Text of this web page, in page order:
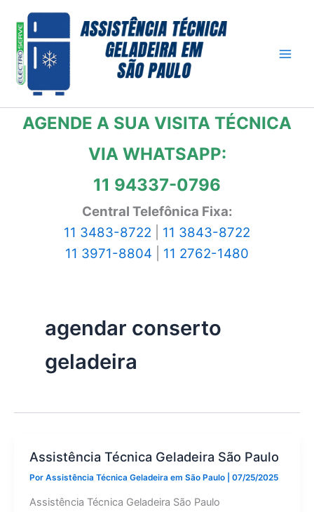
para
conteúdo
AGENDE A SUA VISITA TÉCNICA
VIA WHATSAPP:
11 94337-0796
Central Telefônica Fixa:
11 3483-8722
11 3843-8722
11 3971-8804
11 2762-1480
agendar conserto
geladeira
Assistência Técnica Geladeira São Paulo
Por Assistência Técnica Geladeira em São Paulo 07/25/2025
Assistência Técnica Geladeira São Paulo